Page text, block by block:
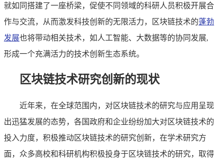
就如同搭建了一座桥梁，促使不同领域的科研人员积极开展合
作与交流，从而激发科技创新的无限活力，区块链技术的蓬勃
发展也将带动相关技术，如人工智能、大数据等的协同发展,
形成一个充满活力的技术创新生态系统。
区块链技术研究创新的现状
近年来，在全球范围内，对区块链技术的研究与应用呈现
出迅猛发展的态势，各国政府和企业纷纷加大对区块链技术的
投入力度，积极推动区块链技术的研究创新，在学术研究方
面，众多高校和科研机构积极投身于区块链技术的研究，取得